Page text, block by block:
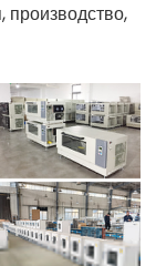
производство,